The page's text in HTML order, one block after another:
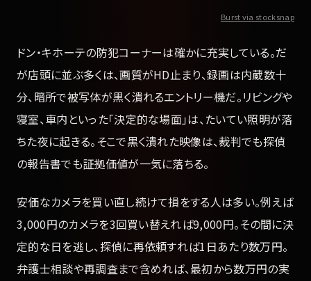
Burst via stocksnap
ドン・キホーテの防犯コーナーは確かに充実している。だ
が店頭に並ぶ多くは、画質がHD止まり、録画は内蔵数十
分、暗所で被写体が黒く潰れるエントリー機だ。リビングや
寝室、車内といった「決定的な場面」は、たいてい照明が落
ちた夜に起きる。そこで黒く潰れた映像は、裁判でも探偵
の報告書でも証拠価値が一気に落ちる。
安価なカメラを買い直し続けて損をする人は多い。例えば
3,000円のカメラを3回買い替えれば9,000円。その間に決
定的な日を逃し、探偵に再依頼すれば1日あたり数万円。
弁護士相談や再調査まで含めれば、最初から数万円の実